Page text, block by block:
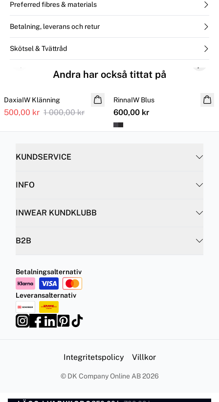
Preferred fibres & materials
Betalning, leverans och retur
Skötsel & Tvättråd
Andra har också tittat på
DaxiaIW Klänning
500,00 kr 1 000,00 kr
RinnaIW Blus
600,00 kr
Previous slide Next
KUNDSERVICE
INFO
INWEAR KUNDKLUBB
B2B
Betalningsalternativ
Leveransalternativ
Integritetspolicy Villkor
© DK Company Online AB 2026